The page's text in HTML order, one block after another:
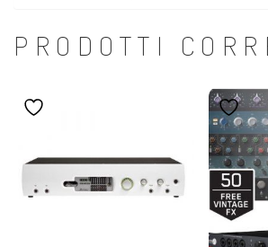
PRODOTTI